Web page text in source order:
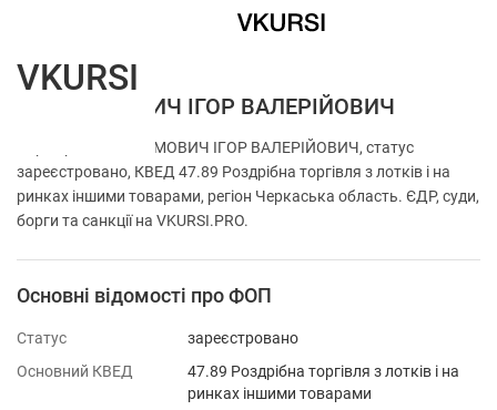
ФОП РОМОВИЧ ІГОР ВАЛЕРІЙОВИЧ
Перевірка ФОП РОМОВИЧ ІГОР ВАЛЕРІЙОВИЧ, статус
зареєстровано, КВЕД 47.89 Роздрібна торгівля з лотків і на
ринках іншими товарами, регіон Черкаська область. ЄДР, суди,
борги та санкції на VKURSI.PRO.
Основні відомості про ФОП
Статус
зареєстровано
Основний КВЕД
47.89 Роздрібна торгівля з лотків і на
ринках іншими товарами
VKURSI